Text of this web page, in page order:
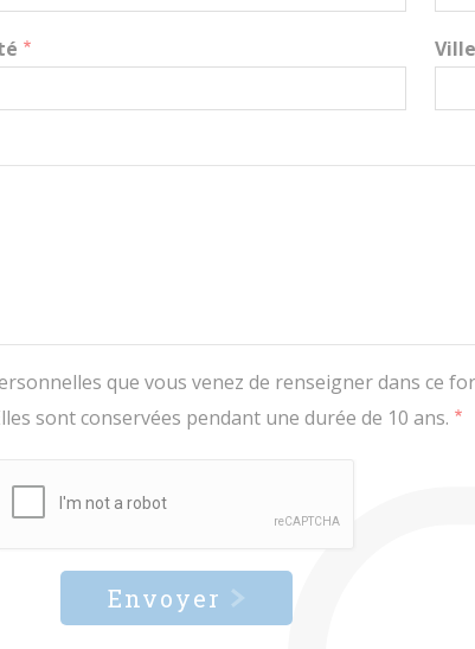
Ville
que vous venez de renseigner dans ce
sont conservées pendant une durée de 10 ans.